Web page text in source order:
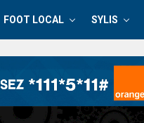
FOOT LOCAL SYLIS